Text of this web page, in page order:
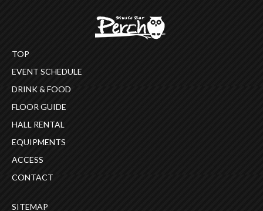
TOP
EVENT SCHEDULE
DRINK & FOOD
FLOOR GUIDE
HALL RENTAL
EQUIPMENTS
ACCESS
CONTACT
SITEMAP